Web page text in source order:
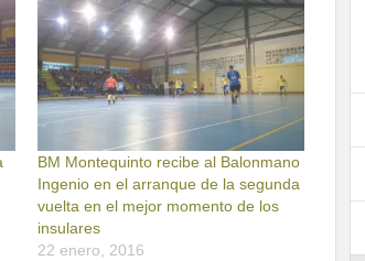
BM Montequinto recibe al Balonmano
Ingenio en el arranque de la segunda
vuelta en el mejor momento de los
insulares
22 enero, 2016